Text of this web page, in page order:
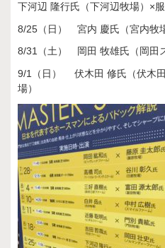
下河辺 隆行氏（下河辺牧場）×
8/25（日） 宮内 慶氏（宮内牧
8/31（土） 岡田 牧雄氏（岡田
9/1（日） 伏木田 修氏（伏木
場）